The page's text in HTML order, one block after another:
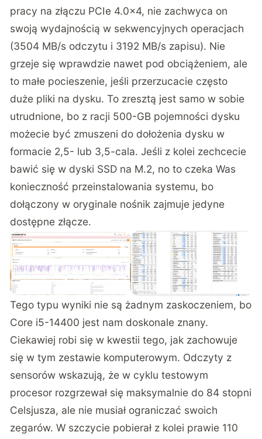
pracy na złączu PCIe 4.0×4, nie zachwyca on
swoją wydajnością w sekwencyjnych operacjach
(3504 MB/s odczytu i 3192 MB/s zapisu). Nie
grzeje się wprawdzie nawet pod obciążeniem, ale
to małe pocieszenie, jeśli przerzucacie często
duże pliki na dysku. To zresztą jest samo w sobie
utrudnione, bo z racji 500-GB pojemności dysku
możecie być zmuszeni do dołożenia dysku w
formacie 2,5- lub 3,5-cala. Jeśli z kolei zechcecie
bawić się w dyski SSD na M.2, no to czeka Was
konieczność przeinstalowania systemu, bo
dołączony w oryginale nośnik zajmuje jedyne
dostępne złącze.
Tego typu wyniki nie są żadnym zaskoczeniem, bo
Core i5-14400 jest nam doskonale znany.
Ciekawiej robi się w kwestii tego, jak zachowuje
się w tym zestawie komputerowym. Odczyty z
sensorów wskazują, że w cyklu testowym
procesor rozgrzewał się maksymalnie do 84 stopni
Celsjusza, ale nie musiał ograniczać swoich
zegarów. W szczycie pobierał z kolei prawie 110